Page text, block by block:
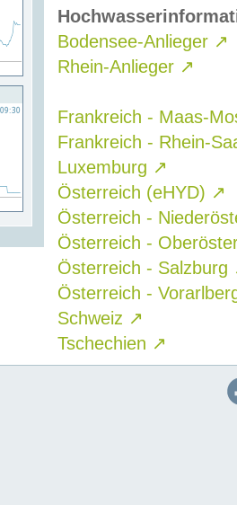
Bodensee-Anlieger ↗
Rhein-Anlieger ↗
Frankreich - Maas-
Frankreich - Rhein-
Luxemburg ↗
Österreich (eHYD) ↗
Österreich -
Österreich -
Österreich - Salzburg
Österreich -
Schweiz ↗
Tschechien ↗